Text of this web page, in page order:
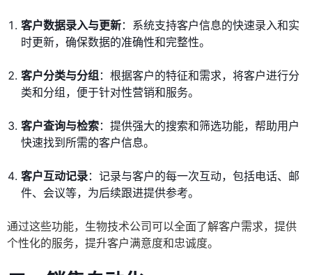
客户数据录入与更新：系统支持客户信息的快速录入和实
时更新，确保数据的准确性和完整性。
客户分类与分组：根据客户的特征和需求，将客户进行分
类和分组，便于针对性营销和服务。
客户查询与检索：提供强大的搜索和筛选功能，帮助用户
快速找到所需的客户信息。
客户互动记录：记录与客户的每一次互动，包括电话、邮
件、会议等，为后续跟进提供参考。
通过这些功能，生物技术公司可以全面了解客户需求，提供
个性化的服务，提升客户满意度和忠诚度。